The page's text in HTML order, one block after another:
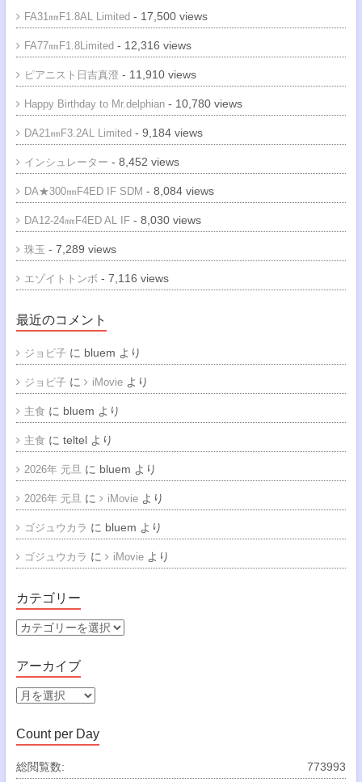
FA31㎜F1.8AL Limited- 17,500 views
FA77㎜F1.8Limited- 12,316 views
ピアニスト日吉真澄 - 11,910 views
Happy Birthday to Mr.delphian- 10,780 views
DA21㎜F3.2AL Limited- 9,184 views
インシュレーター - 8,452 views
DA★300㎜F4ED IF SDM - 8,084 views
DA12-24㎜F4ED AL IF- 8,030 views
珠玉 - 7,289 views
エゾイトトンボ - 7,116 views
最近のコメント
ジョビ子 に bluem より
ジョビ子 に iMovieより
主食 に bluem より
主食 に teltelより
2026年 元旦 に bluem より
2026年 元旦 に iMovieより
ゴジュウカラ に bluem より
ゴジュウカラ に iMovieより
カテゴリー
カ
ゴ
リ
ー
アーカイブ
ア
カ
イ
ブ
Count per Day
773993
総閲覧数: